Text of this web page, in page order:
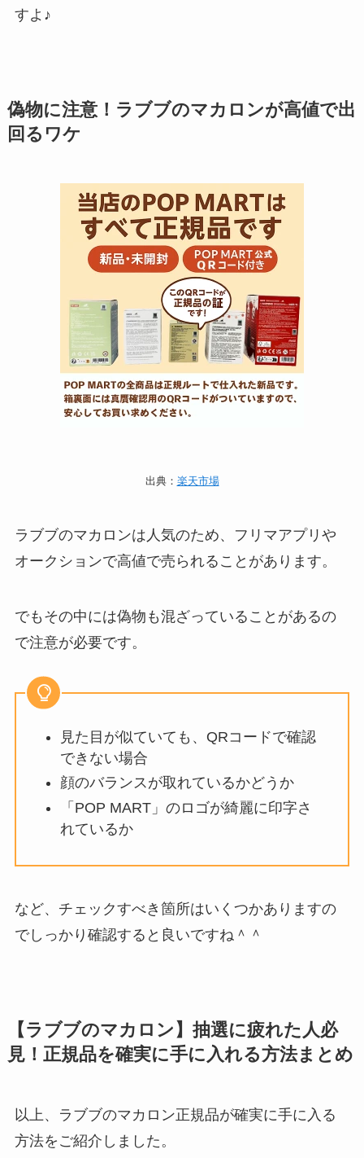
すよ♪
偽物に注意！ラブブのマカロンが高値で出
回るワケ
出典： 楽天市場
ラブブのマカロンは人気のため、フリマアプリや
オークションで高値で売られることがあります。
でもその中には偽物も混ざっていることがあるの
で注意が必要です。
見た目が似ていても、QRコードで確認
できない場合
顔のバランスが取れているかどうか
「POP MART」のロゴが綺麗に印字さ
れているか
など、チェックすべき箇所はいくつかありますの
でしっかり確認すると良いですね＾＾
【ラブブのマカロン】抽選に疲れた人必
見！正規品を確実に手に入れる方法まとめ
以上、ラブブのマカロン正規品が確実に手に入る
方法をご紹介しました。